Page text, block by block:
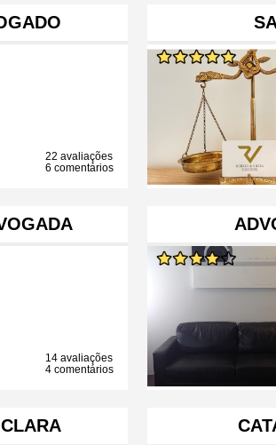
22 avaliações
6 comentários
14 avaliações
4 comentários